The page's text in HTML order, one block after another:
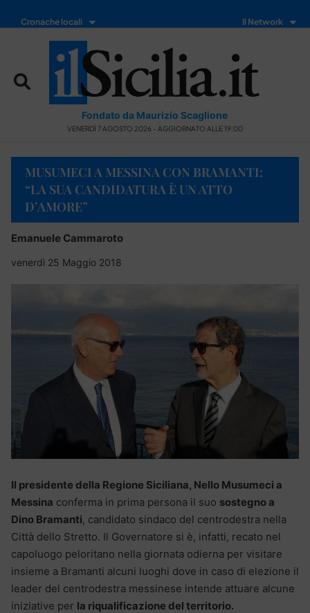
Cronache locali Il Network
Fondato da Maurizio Scaglione
VENERDÌ 7 AGOSTO 2026 - AGGIORNATO ALLE 19:00
MUSUMECI A MESSINA CON BRAMANTI:
“LA SUA CANDIDATURA È UN ATTO
D’AMORE”
Emanuele Cammaroto
venerdì 25 Maggio 2018
Il presidente della Regione Siciliana, Nello Musumeci a
Messina conferma in prima persona il suo sostegno a
Dino Bramanti, candidato sindaco del centrodestra nella
Città dello Stretto. Il Governatore si è, infatti, recato nel
capoluogo peloritano nella giornata odierna per visitare
insieme a Bramanti alcuni luoghi dove in caso di elezione il
leader del centrodestra messinese intende attuare alcune
iniziative per la riqualificazione del territorio.